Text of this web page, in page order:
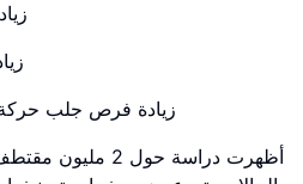
زيادة فرص جلب حركة